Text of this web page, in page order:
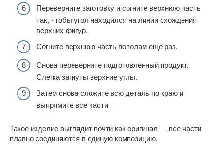
Переверните заготовку и согните верхнюю часть
так, чтобы угол находился на линии схождения
верхних фигур.
Согните верхнюю часть пополам еще раз.
Снова переверните подготовленный продукт.
Слегка загнуты верхние углы.
Затем снова сложите всю деталь по краю и
выпрямите все части.
Такое изделие выглядит почти как оригинал — все части
плавно соединяются в единую композицию.